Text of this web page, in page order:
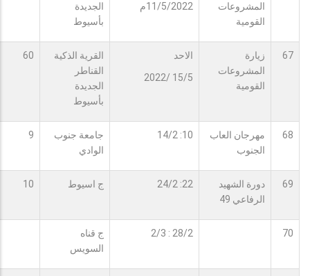
المشروعات
القومية
11/5/2022م
الجديدة
بأسيوط
67
زيارة
المشروعات
القومية
الاحد
15/5 /2022
القرية الذكية
القناطر
الجديدة
بأسيوط
60
68
مهرجان العاب
الجنوب
10: 14/2
جامعة جنوب
الوادي
9
69
دورة الشهيد
الرفاعي 49
22: 24/2 ج اسيوط 10
70
28/2 : 2/3
ج قناه
السويس